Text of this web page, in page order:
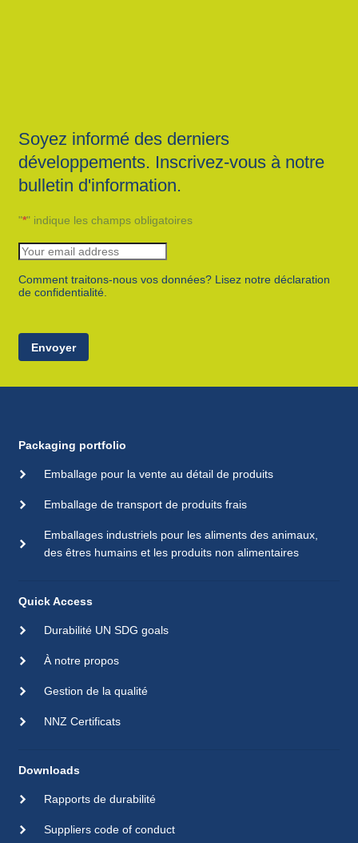
Soyez informé des derniers
développements. Inscrivez-vous à notre
bulletin d'information.
"*" indique les champs obligatoires
Comment traitons-nous vos données? Lisez notre déclaration
de confidentialité.
Envoyer
Packaging portfolio
Emballage pour la vente au détail de produits
Emballage de transport de produits frais
Emballages industriels pour les aliments des animaux,
des êtres humains et les produits non alimentaires
Quick Access
Durabilité UN SDG goals
À notre propos
Gestion de la qualité
NNZ Certificats
Downloads
Rapports de durabilité
Suppliers code of conduct